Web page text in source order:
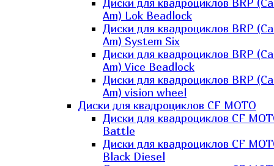
Диски для квадроциклов BRP
Am) Lok Beadlock
Диски для квадроциклов BRP
Am) System Six
Диски для квадроциклов BRP
Am) Vice Beadlock
Диски для квадроциклов BRP
Am) vision wheel
Диски для квадроциклов CF MOTO
Диски для квадроциклов CF
Battle
Диски для квадроциклов CF
Black Diesel